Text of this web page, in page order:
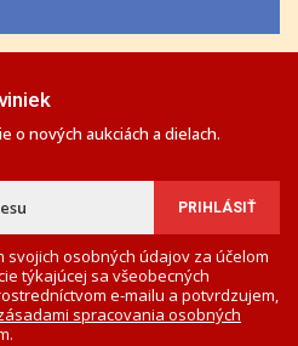
o nových aukciách a dielach.
svojich osobných údajov za účelom
týkajúcej sa všeobecných
e-mailu a potvrdzujem,
spracovania osobných